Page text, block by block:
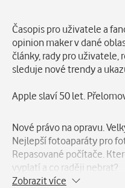
Popis
Časopis pro uživatele a
opinion maker v dané
články, rady pro uživatele,
sleduje nové trendy a
Apple slaví 50 let.
Nové právo na opravu.
Nejlepší fotoaparáty pro
Repasované počítače.
vyplatí a co raději nebrat?
Zobrazit více